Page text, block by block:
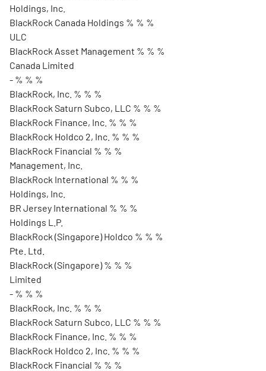
Holdings, Inc.
BlackRock Canada Holdings % % %
ULC
BlackRock Asset Management % % %
Canada Limited
- % % %
BlackRock, Inc. % % %
BlackRock Saturn Subco, LLC % % %
BlackRock Finance, Inc. % % %
BlackRock Holdco 2, Inc. % % %
BlackRock Financial % % %
Management, Inc.
BlackRock International % % %
Holdings, Inc.
BR Jersey International % % %
Holdings L.P.
BlackRock (Singapore) Holdco % % %
Pte. Ltd.
BlackRock (Singapore) % % %
Limited
- % % %
BlackRock, Inc. % % %
BlackRock Saturn Subco, LLC % % %
BlackRock Finance, Inc. % % %
BlackRock Holdco 2, Inc. % % %
BlackRock Financial % % %